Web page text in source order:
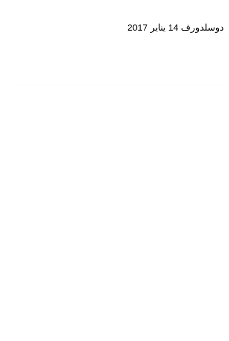
دوسلدورف 14 يناير 2017